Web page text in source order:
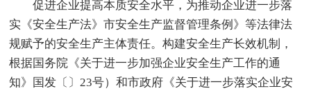
促进企业提高本质安全水平，为推动企业进一步落
实《安全生产法》市安全生产监督管理条例》等法律法
规赋予的安全生产主体责任。构建安全生产长效机制，
根据国务院《关于进一步加强企业安全生产工作的通
知》国发〔〕23号）和市政府《关于进一步落实企业安